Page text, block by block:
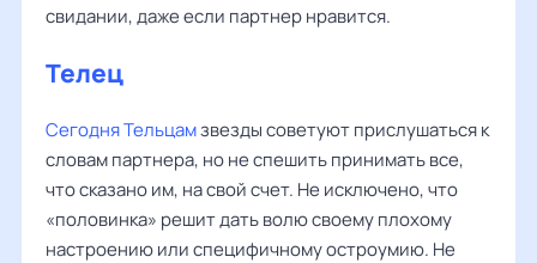
свидании, даже если партнер нравится.
Телец
Сегодня Тельцамзвезды советуют прислушаться к
словам партнера, но не спешить принимать все,
что сказано им, на свой счет. Не исключено, что
«половинка» решит дать волю своему плохому
настроению или специфичному остроумию. Не